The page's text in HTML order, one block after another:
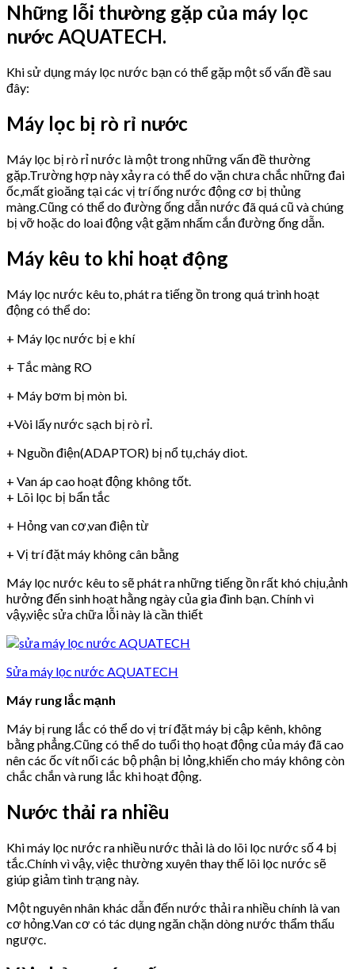
Những lỗi thường gặp của máy lọc
nước AQUATECH.
Khi sử dụng máy lọc nước bạn có thể gặp một số vấn đề sau
đây:
Máy lọc bị rò rỉ nước
Máy lọc bị rò rỉ nước là một trong những vấn đề thường
gặp.Trường hợp này xảy ra có thể do vặn chưa chắc những đai
ốc,mất gioăng tại các vị trí ống nước động cơ bị thủng
màng.Cũng có thể do đường ống dẫn nước đã quá cũ và chúng
bị vỡ hoặc do loai động vật gặm nhấm cắn đường ống dẫn.
Máy kêu to khi hoạt động
Máy lọc nước kêu to, phát ra tiếng ồn trong quá trình hoạt
động có thể do:
+ Máy lọc nước bị e khí
+ Tắc màng RO
+ Máy bơm bị mòn bi.
+Vòi lấy nước sạch bị rò rỉ.
+ Nguồn điện(ADAPTOR) bị nổ tụ,cháy diot.
+ Van áp cao hoạt động không tốt.
+ Lõi lọc bị bẩn tắc
+ Hỏng van cơ,van điện từ
+ Vị trí đặt máy không cân bằng
Máy lọc nước kêu to sẽ phát ra những tiếng ồn rất khó chịu,ảnh
hưởng đến sinh hoạt hằng ngày của gia đình bạn. Chính vì
vậy,việc sửa chữa lỗi này là cần thiết
Sửa máy lọc nước AQUATECH
Máy rung lắc mạnh
Máy bị rung lắc có thể do vị trí đặt máy bị cập kênh, không
bằng phẳng.Cũng có thể do tuổi thọ hoạt động của máy đã cao
nên các ốc vít nối các bộ phận bị lỏng,khiến cho máy không còn
chắc chắn và rung lắc khi hoạt động.
Nước thải ra nhiều
Khi máy lọc nước ra nhiều nước thải là do lõi lọc nước số 4 bị
tắc.Chính vì vậy, việc thường xuyên thay thế lõi lọc nước sẽ
giúp giảm tình trạng này.
Một nguyên nhân khác dẫn đến nước thải ra nhiều chính là van
cơ hỏng.Van cơ có tác dụng ngăn chặn dòng nước thẩm thấu
ngược.